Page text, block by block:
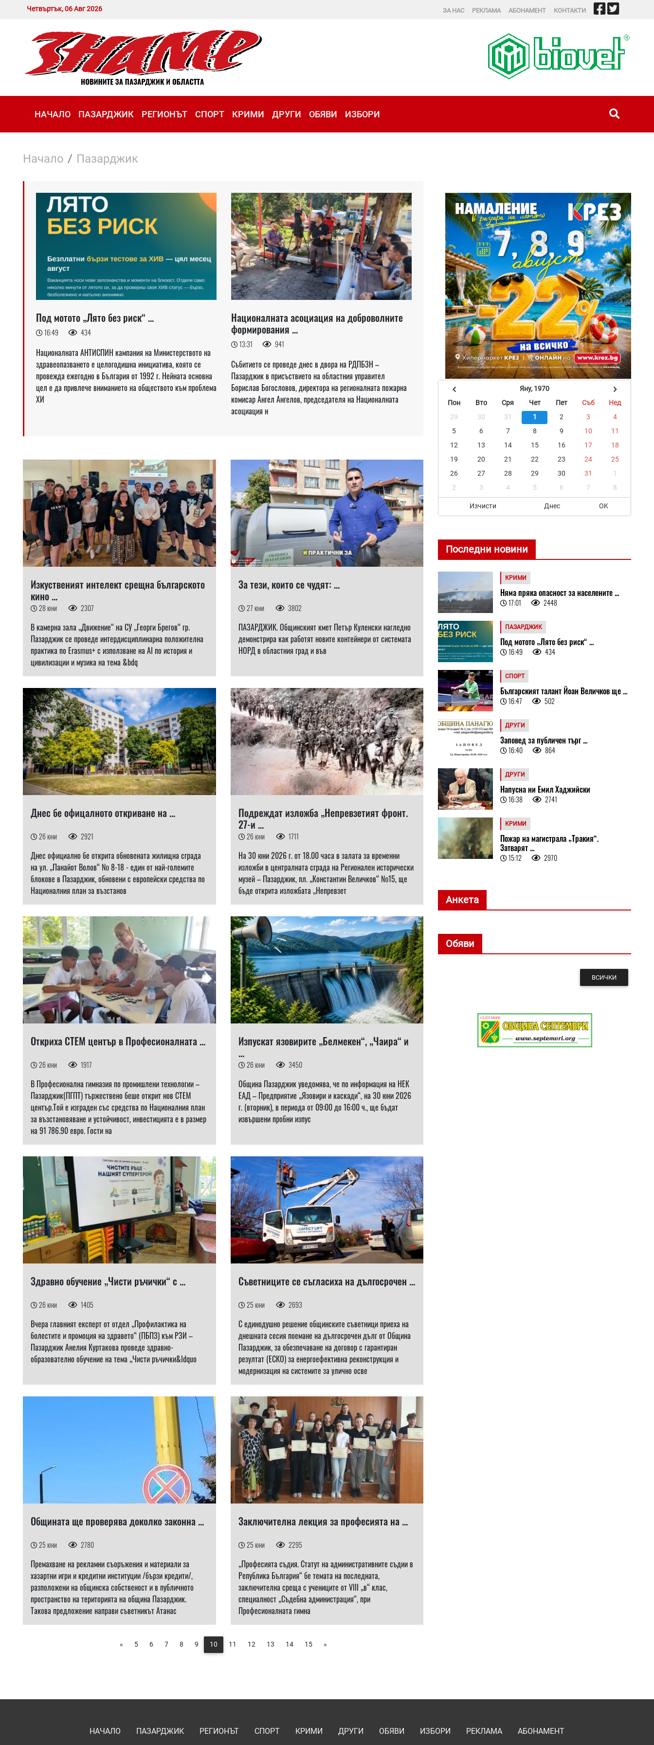
Четвъртък, 06 Авг 2026 ЗА НАС РЕКЛАМА АБОНАМЕНТ КОНТАКТИ
НАЧАЛО ПАЗАРДЖИК РЕГИОНЪТ СПОРТ КРИМИ ДРУГИ ОБЯВИ ИЗБОРИ
Начало Пазарджик
Под мотото „Лято без риск“ ...
16:49 434
Националната АНТИСПИН кампания на Министерството на
здравеопазването е целогодишна инициатива, която се
провежда ежегодно в България от 1992 г. Нейната основна
цел е да привлече вниманието на обществото към проблема
ХИ
Националната асоциация на доброволните
формирования ...
13:31 941
Събитието се проведе днес в двора на РДПБЗН –
Пазарджик в присъствието на областния управител
Борислав Богословов, директора на регионалната пожарна
комисар Ангел Ангелов, председателя на Националната
асоциация н
Изкуственият интелект срещна българското
кино ...
28 юни 2307
В камерна зала „Движение“ на СУ „Георги Брегов“ гр.
Пазарджик се проведе интердисциплинарна положителна
практика по Erasmus+ с използване на AI по история и
цивилизации и музика на тема &bdq
За тези, които се чудят: ...
27 юни 3802
ПАЗАРДЖИК. Общинският кмет Петър Куленски нагледно
демонстрира как работят новите контейнери от системата
НОРД в областния град и във
Днес бе офицалното откриване на ...
26 юни 2921
Днес официално бе открита обновената жилищна сграда
на ул. „Панайот Волов“ № 8-18 - един от най-големите
блокове в Пазарджик, обновени с европейски средства по
Националния план за възстанов
Подреждат изложба „Непревзетият фронт.
27-и ...
26 юни 1711
На 30 юни 2026 г. от 18.00 часа в залата за временни
изложби в централната сграда на Регионален исторически
музей – Пазарджик, пл. „Константин Величков“ №15, ще
бъде открита изложбата „Непревзет
Откриха СТЕМ център в Професионалната ...
26 юни 1917
В Професионална гимназия по промишлени технологии –
Пазарджик(ПГПТ) тържествено беше открит нов СТЕМ
център.Той е изграден със средства по Националния план
за възстановяване и устойчивост, инвестицията е в размер
на 91 786.90 евро. Гости на
Изпускат язовирите „Белмекен“, „Чаира“ и
...
26 юни 3450
Община Пазарджик уведомява, че по информация на НЕК
ЕАД – Предприятие „Язовири и каскади“, на 30 юни 2026
г. (вторник), в периода от 09:00 до 16:00 ч., ще бъдат
извършени пробни изпус
Здравно обучение „Чисти ръчички“ с ...
26 юни 1405
Вчера главният експерт от отдел „Профилактика на
болестите и промоция на здравето“ (ПБПЗ) към РЗИ –
Пазарджик Анелия Куртакова проведе здравно-
образователно обучение на тема „Чисти ръчички&ldquo
Съветниците се съгласиха на дългосрочен ...
25 юни 2693
С единодушно решение общинските съветници приеха на
днешната сесия поемане на дългосрочен дълг от Община
Пазарджик, за обезпечаване на договор с гарантиран
резултат (ЕСКО) за енергоефективна реконструкция и
модернизация на системите за улично осве
Общината ще проверява доколко законна ...
25 юни 2780
Премахване на рекламни съоръжения и материали за
хазартни игри и кредитни институции /бързи кредити/,
разположени на общинска собственост и в публичното
пространство на територията на община Пазарджик.
Такова предложение направи съветникът Атанас
Заключителна лекция за професията на ...
25 юни 2295
„Професията съдия. Статут на административните съдии в
Република България“ бе темата на последната,
заключителна среща с учениците от VIII „в“ клас,
специалност „Съдебна администрация“, при
Професионалната гимна
« 5 6 7 8 9 10 11 12 13 14 15 »
Яну, 1970
Пон
Вто Сря Чет Пет Съб
Нед
29
30 31 1 2 3
4
5
6 7 8 9 10
11
12
13 14 15 16 17
18
19
20 21 22 23 24
25
26
27 28 29 30 31
1
2
3 4 5 6 7 8
Изчисти Днес OK
Последни новини
КРИМИ
Няма пряка опасност за населените ...
17:01 2448
ПАЗАРДЖИК
Под мотото „Лято без риск“ ...
16:49 434
СПОРТ
Българският талант Йоан Величков ще ...
16:47 502
ДРУГИ
Заповед за публичен търг ...
16:40 864
ДРУГИ
Напусна ни Емил Хаджийски
16:38 2741
КРИМИ
Пожар на магистрала „Тракия“.
Затварят ...
15:12 2970
Анкета
Обяви
ВСИЧКИ
НАЧАЛО ПАЗАРДЖИК РЕГИОНЪТ СПОРТ КРИМИ ДРУГИ ОБЯВИ ИЗБОРИ РЕКЛАМА АБОНАМЕНТ